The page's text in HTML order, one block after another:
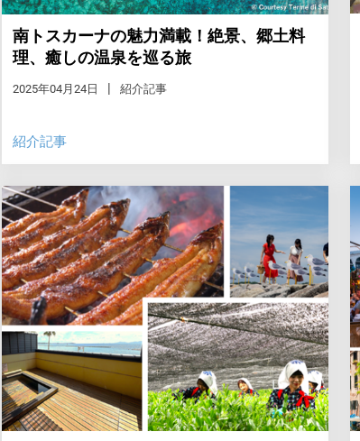
南トスカーナの魅力満載！絶景、郷土料
理、癒しの温泉を巡る旅
2025年04月24日 紹介記事
紹介記事